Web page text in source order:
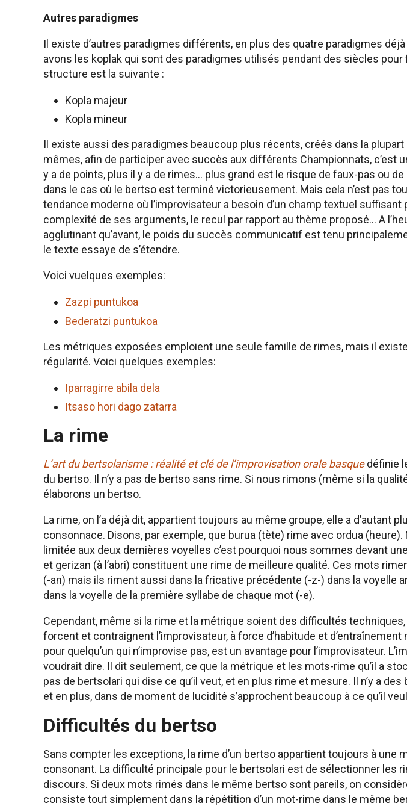
Autres paradigmes
Il existe d’autres paradigmes différents, en plus des quatre paradigmes
avons les koplak qui sont des paradigmes utilisés pendant des siècles
structure est la suivante :
Kopla majeur
Kopla mineur
Il existe aussi des paradigmes beaucoup plus récents, créés dans la
mêmes, afin de participer avec succès aux différents Championnats, c’est
y a de points, plus il y a de rimes… plus grand est le risque de faux-pas ou
dans le cas où le bertso est terminé victorieusement. Mais cela n’est pas
tendance moderne où l’improvisateur a besoin d’un champ textuel suffisant
complexité de ses arguments, le recul par rapport au thème proposé… A
agglutinant qu’avant, le poids du succès communicatif est tenu
le texte essaye de s’étendre.
Voici vuelques exemples:
Zazpi puntukoa
Bederatzi puntukoa
Les métriques exposées emploient une seule famille de rimes, mais il
régularité. Voici quelques exemples:
Iparragirre abila dela
Itsaso hori dago zatarra
La rime
L’art du bertsolarisme : réalité et clé de l’improvisation orale basquedéfinie
du bertso. Il n’y a pas de bertso sans rime. Si nous rimons (même si la
élaborons un bertso.
La rime, on l’a déjà dit, appartient toujours au même groupe, elle a d’autant
consonnace. Disons, par exemple, que burua (tète) rime avec ordua
limitée aux deux dernières voyelles c’est pourquoi nous sommes devant
et gerizan (à l’abri) constituent une rime de meilleure qualité. Ces mots
(-an) mais ils riment aussi dans la fricative précédente (-z-) dans la voyelle
dans la voyelle de la première syllabe de chaque mot (-e).
Cependant, même si la rime et la métrique soient des difficultés
forcent et contraignent l’improvisateur, à force d’habitude et
pour quelqu’un qui n’improvise pas, est un avantage pour l’improvisateur.
voudrait dire. Il dit seulement, ce que la métrique et les mots-rime qu’il a
pas de bertsolari qui dise ce qu’il veut, et en plus rime et mesure. Il n’y a
et en plus, dans de moment de lucidité s’approchent beaucoup à ce qu’il
Difficultés du bertso
Sans compter les exceptions, la rime d’un bertso appartient toujours à une
consonant. La difficulté principale pour le bertsolari est de sélectionner les
discours. Si deux mots rimés dans le même bertso sont pareils, on
consiste tout simplement dans la répétition d’un mot-rime dans le même